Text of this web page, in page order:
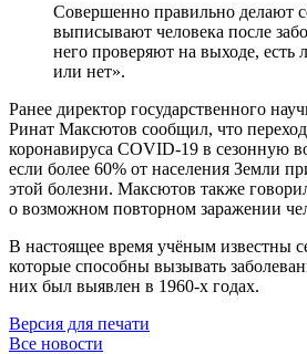
Совершенно правильно делают
выписывают человека после
него проверяют на выходе, есть
или нет».
Ранее директор государственного
Ринат Максютов сообщил, что
коронавируса COVID-19 в сезонную
если более 60% от населения Земли
этой болезни. Максютов также
о возможном повторном заражении
В настоящее время учёным известны
которые способны вызывать
них был выявлен в 1960-х годах.
Версия для печати
Все новости